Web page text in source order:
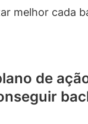
melhor cada
de